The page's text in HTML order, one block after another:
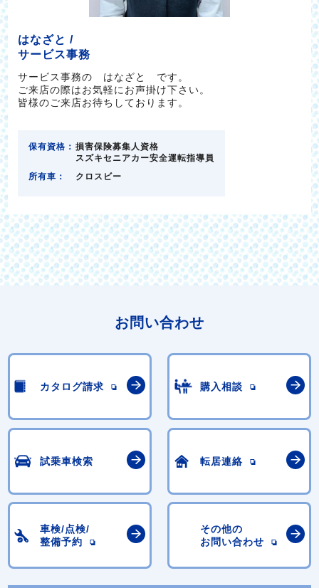
はなざと /
サービス事務
サービス事務の はなざと です。
ご来店の際はお気軽にお声掛け下さい。
皆様のご来店お待ちしております。
保有資格： 損害保険募集人資格
スズキセニアカー安全運転指導員
所有車：
クロスビー
お問い合わせ
カタログ請求 購入相談
試乗車検索 転居連絡
車検/点検/
整備予約
その他の
お問い合わせ